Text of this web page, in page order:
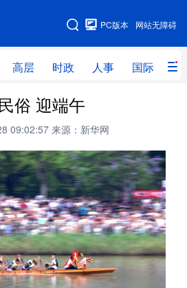
网站无障碍
PC版本
高层 时政 人事 国际 财
网站地图
时政
网评
库 全球连线 教育
量子 体育
健康 军事
图片 政务
件 金融
俗 迎端午
09:02:57 来源：新华网